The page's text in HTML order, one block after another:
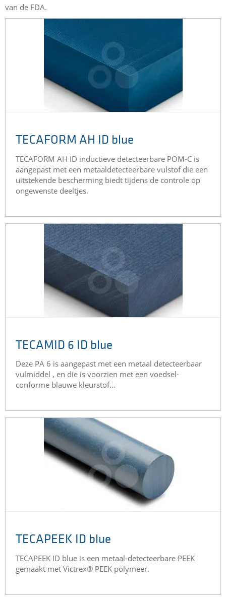
van de FDA.
TECAFORM AH ID blue
​TECAFORM AH ID inductieve detecteerbare POM-C is
aangepast met een metaaldetecteerbare vulstof die een
uitstekende bescherming biedt tijdens de controle op
ongewenste deeltjes.
TECAMID 6 ID blue
Deze PA 6 is aangepast met een metaal detecteerbaar
vulmiddel , en die is voorzien met een voedsel-
conforme blauwe kleurstof...
TECAPEEK ID blue
TECAPEEK ID blue is een metaal-detecteerbare PEEK
gemaakt met Victrex® PEEK polymeer.